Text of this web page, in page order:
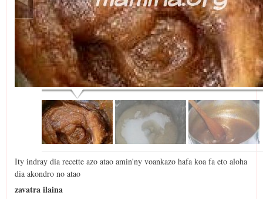
Ity indray dia recette azo atao amin'ny voankazo hafa koa fa eto aloha
dia akondro no atao
zavatra ilaina